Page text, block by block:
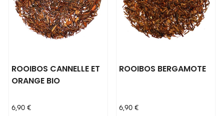
ROOIBOS CANNELLE ET
ORANGE BIO
Prix
6,90 €
ROOIBOS BERGAMOTE
Prix
6,90 €